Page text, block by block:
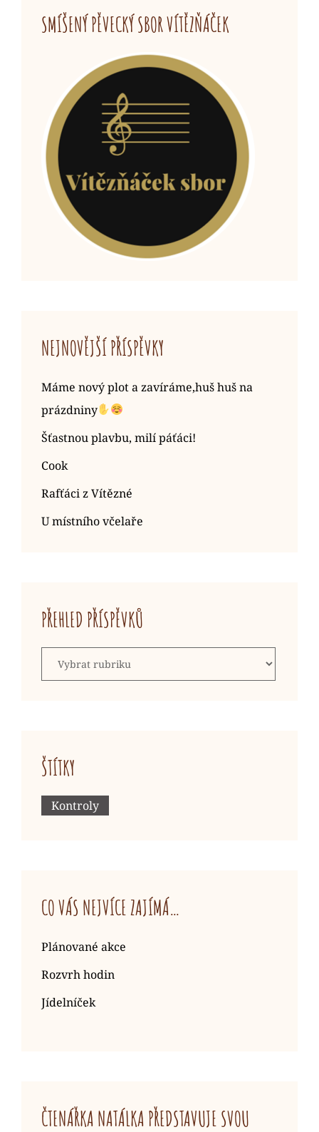
SMÍŠENÝ PĚVECKÝ SBOR VÍTĚZŇÁČEK
NEJNOVĚJŠÍ PŘÍSPĚVKY
Máme nový plot a zavíráme,huš huš na
prázdniny
Šťastnou plavbu, milí páťáci!
Cook
Rafťáci z Vítězné
U místního včelaře
PŘEHLED PŘÍSPĚVKŮ
příspěvků
ŠTÍTKY
Kontroly
CO VÁS NEJVÍCE ZAJÍMÁ…
Plánované akce
Rozvrh hodin
Jídelníček
ČTENÁŘKA NATÁLKA PŘEDSTAVUJE SVOU